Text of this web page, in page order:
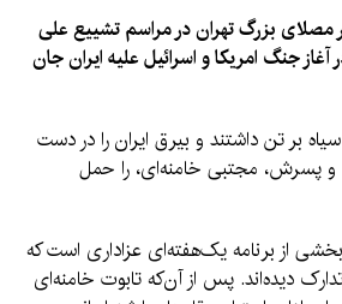
مصلای بزرگ تهران در مراسم تشییع علی
آغاز جنگ امریکا و اسرائیل علیه ایران جان
بر تن داشتند و بیرق ایران را در دست
و پسرش، مجتبی خامنه‌ای، را حمل
از برنامه یک‌هفته‌ای عزاداری است که
دیده‌اند. پس از آن‌که تابوت خامنه‌ای